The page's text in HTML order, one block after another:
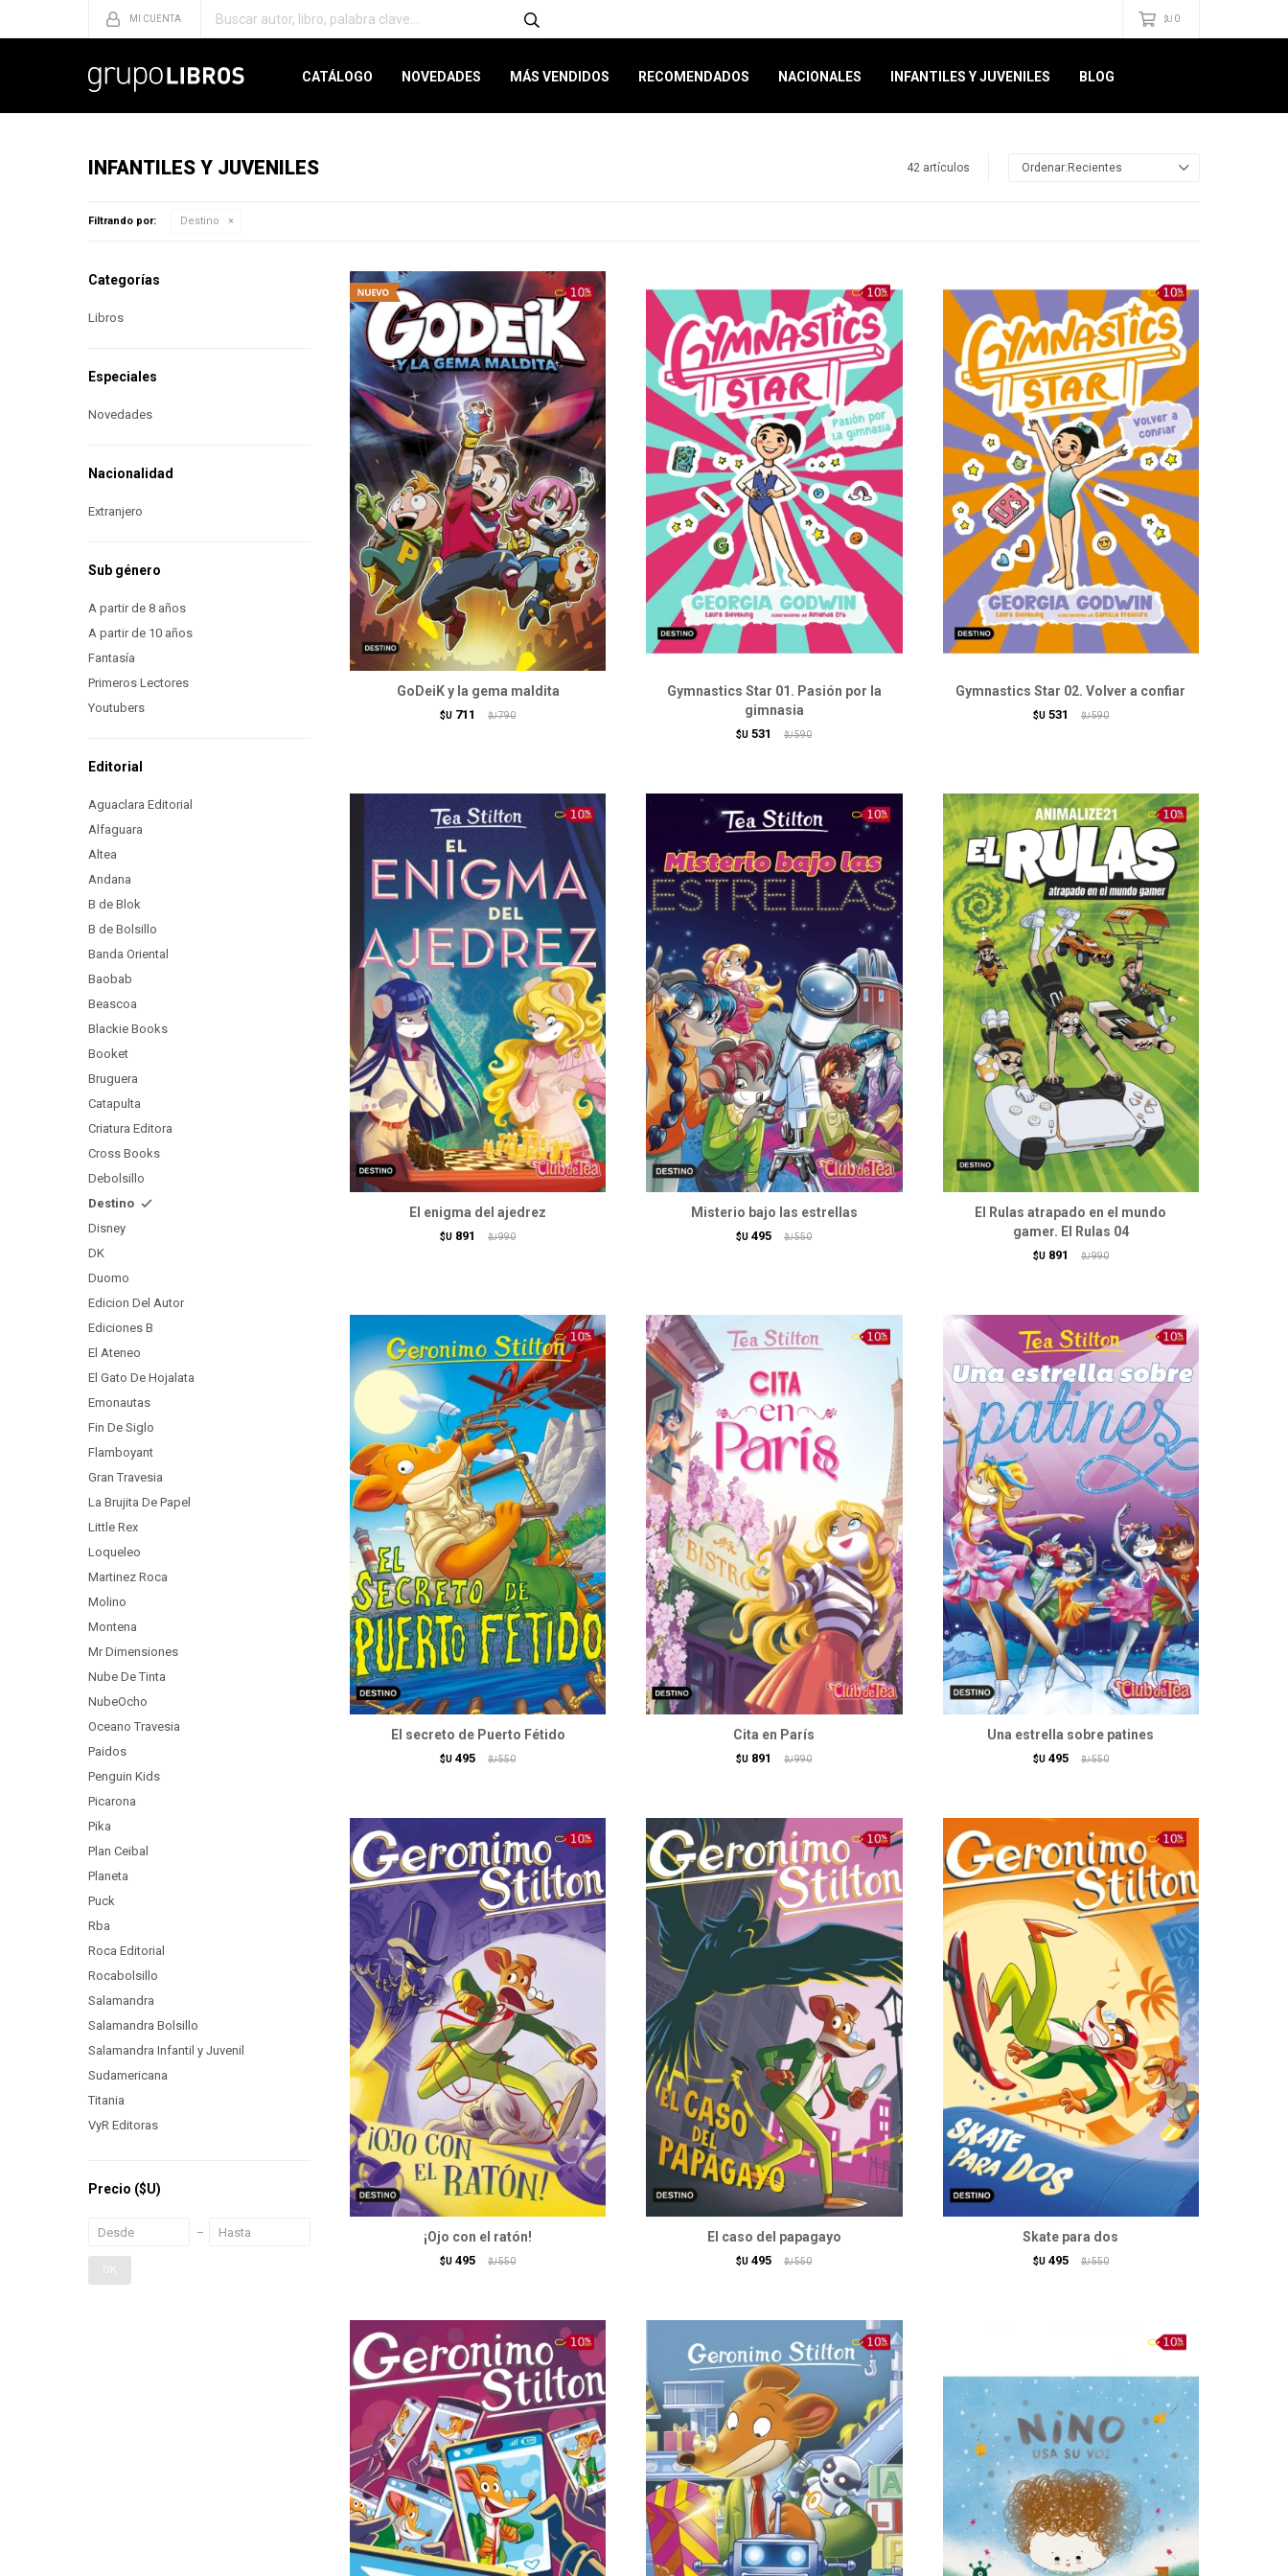
CATÁLOGO NOVEDADES MÁS VENDIDOS RECOMENDADOS NACIONALES INFANTILES Y JUVENILES BLOG
$U 0
INFANTILES Y JUVENILES 42 artículos Recientes
Filtrando por: Destino
GoDeiK y la gema maldita
$U 711 $U 790
Gymnastics Star 01. Pasión por la
gimnasia
$U 531 $U 590
Gymnastics Star 02. Volver a confiar
$U 531 $U 590
El enigma del ajedrez
$U 891 $U 990
Misterio bajo las estrellas
$U 495 $U 550
El Rulas atrapado en el mundo
gamer. El Rulas 04
$U 891 $U 990
El secreto de Puerto Fétido
$U 495 $U 550
Cita en París
$U 891 $U 990
Una estrella sobre patines
$U 495 $U 550
¡Ojo con el ratón!
$U 495 $U 550
El caso del papagayo
$U 495 $U 550
Skate para dos
$U 495 $U 550
Categorías
Libros
Especiales
Novedades
Nacionalidad
Extranjero
Sub género
A partir de 8 años
A partir de 10 años
Fantasía
Primeros Lectores
Youtubers
Editorial
Aguaclara Editorial
Alfaguara
Altea
Andana
B de Blok
B de Bolsillo
Banda Oriental
Baobab
Beascoa
Blackie Books
Booket
Bruguera
Catapulta
Criatura Editora
Cross Books
Debolsillo
Destino
Disney
DK
Duomo
Edicion Del Autor
Ediciones B
El Ateneo
El Gato De Hojalata
Emonautas
Fin De Siglo
Flamboyant
Gran Travesia
La Brujita De Papel
Little Rex
Loqueleo
Martinez Roca
Molino
Montena
Mr Dimensiones
Nube De Tinta
NubeOcho
Oceano Travesia
Paidos
Penguin Kids
Picarona
Pika
Plan Ceibal
Planeta
Puck
Rba
Roca Editorial
Rocabolsillo
Salamandra
Salamandra Bolsillo
Salamandra Infantil y Juvenil
Sudamericana
Titania
VyR Editoras
Precio ($U)
OK